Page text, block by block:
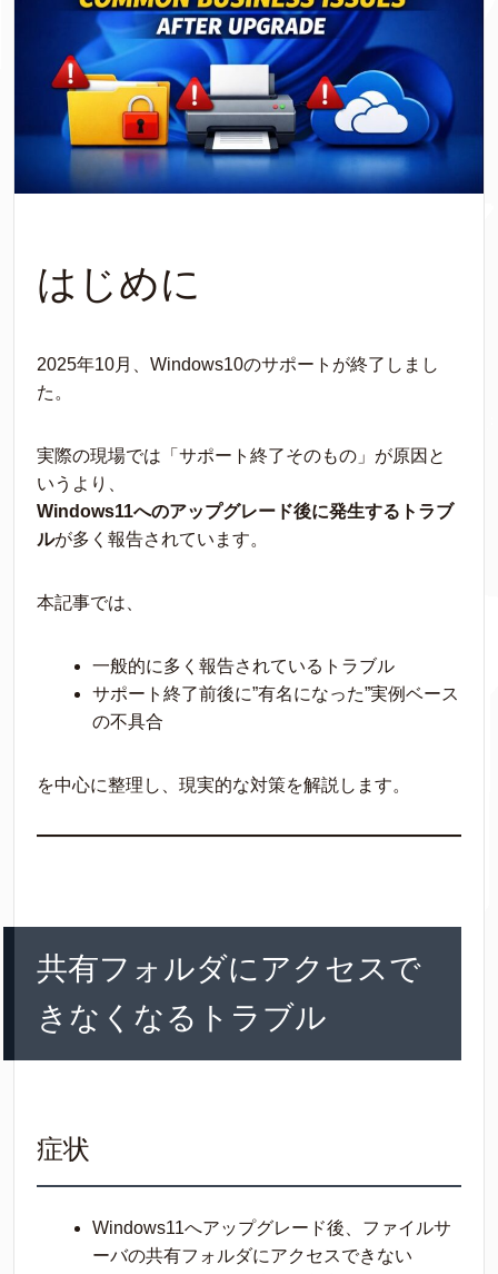
はじめに
2025年10月、Windows10のサポートが終了しまし
た。
実際の現場では「サポート終了そのもの」が原因と
いうより、
Windows11へのアップグレード後に発生するトラブ
ルが多く報告されています。
本記事では、
一般的に多く報告されているトラブル
サポート終了前後に”有名になった”実例ベース
の不具合
を中心に整理し、現実的な対策を解説します。
共有フォルダにアクセスで
きなくなるトラブル
症状
Windows11へアップグレード後、ファイルサ
ーバの共有フォルダにアクセスできない